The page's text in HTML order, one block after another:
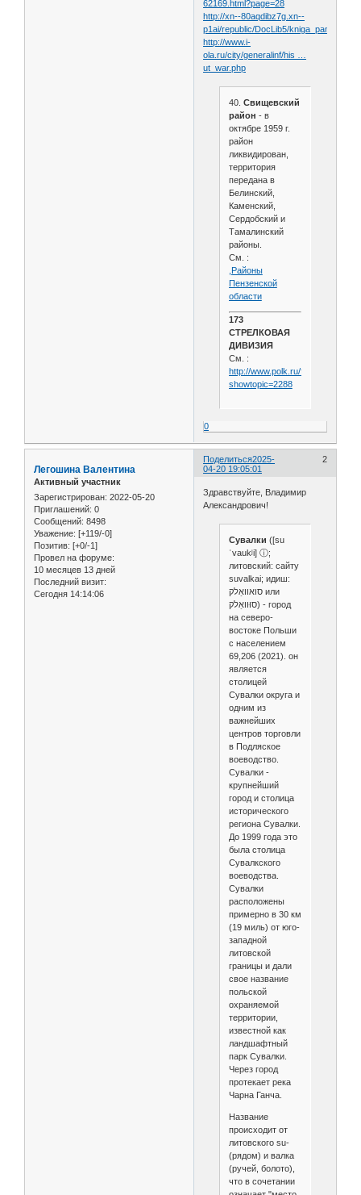
62169.html?page=28
http://xn--80aqdibz7g.xn--
p1ai/republic/DocLib5/
http://www.i-
ola.ru/city/generalinf/his …
ut_war.php
40. Свищевский
район - в
октябре 1959 г.
район
ликвидирован,
территория
передана в
Белинский,
Каменский,
Сердобский и
Тамалинский
районы.
См. :
,Районы
Пензенской
области
173
СТРЕЛКОВАЯ
ДИВИЗИЯ
См. :
http://www.polk.ru/forum/
showtopic=2288
0
Поделиться 2
2025-
04-20 19:05:01
Легошина Валентина
Активный участник
Зарегистрирован: 2022-05-20
Приглашений: 0
Сообщений: 8498
Уважение: [+119/-0]
Позитив: [+0/-1]
Провел на форуме:
10 месяцев 13 дней
Последний визит:
Сегодня 14:14:06
Здравствуйте, Владимир
Александрович!
Сувалки ([su
ˈvaukʲi] ⓘ;
литовский: сайту
suvalkai; идиш:
סואוואַלק или
סוּוואַלק) - город
на северо-
востоке Польши
с населением
69,206 (2021). он
является
столицей
Сувалки округа и
одним из
важнейших
центров торговли
в Подляское
воеводство.
Сувалки -
крупнейший
город и столица
исторического
региона Сувалки.
До 1999 года это
была столица
Сувалкского
воеводства.
Сувалки
расположены
примерно в 30 км
(19 миль) от юго-
западной
литовской
границы и дали
свое название
польской
охраняемой
территории,
известной как
ландшафтный
парк Сувалки.
Через город
протекает река
Чарна Ганча.
Название
происходит от
литовского su-
(рядом) и валка
(ручей, болото),
что в сочетании